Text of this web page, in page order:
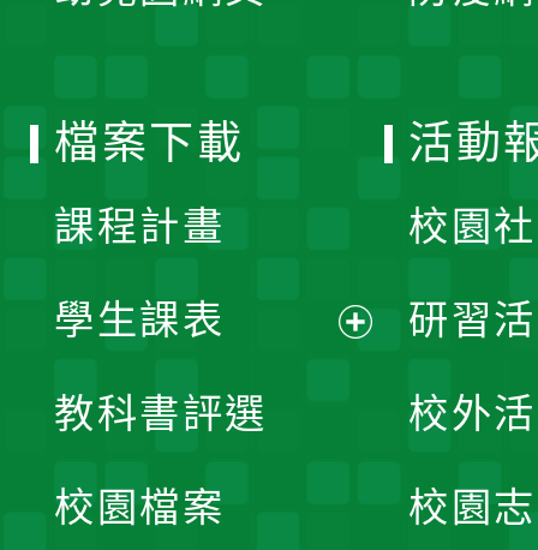
檔案下載
課程計畫
學生課表
教科書評選
校園檔案
活動
校園
研習
校外
校園